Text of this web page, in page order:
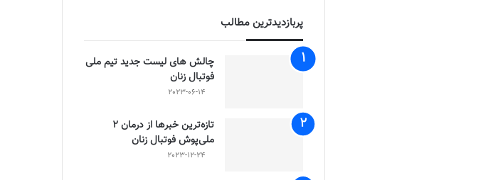
پربازدیدترین مطالب
چالش هاى ليست جدید تيم ملى
فوتبال زنان
2023-06-14
تازه‌ترین خبرها از درمان ۲
ملی‌پوش فوتبال زنان
2023-12-24